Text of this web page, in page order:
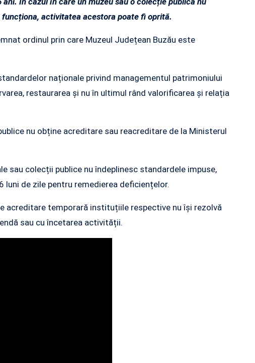
activitatea acestora poate fi oprită.
ordinul prin care Muzeul Județean Buzău este
naționale privind managementul patrimoniului
restaurarea și nu în ultimul rând valorificarea și relația
nu obține acreditare sau reacreditare de la Ministerul
sau colecții publice nu îndeplinesc standardele impuse,
de zile pentru remedierea deficiențelor.
acreditare temporară instituțiile respective nu își rezolvă
sau cu încetarea activității.